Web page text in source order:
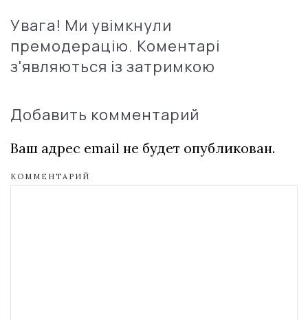
Увага! Ми увімкнули
премодерацію. Коментарі
з'являються із затримкою
Добавить комментарий
Ваш адрес email не будет опубликован.
КОММЕНТАРИЙ